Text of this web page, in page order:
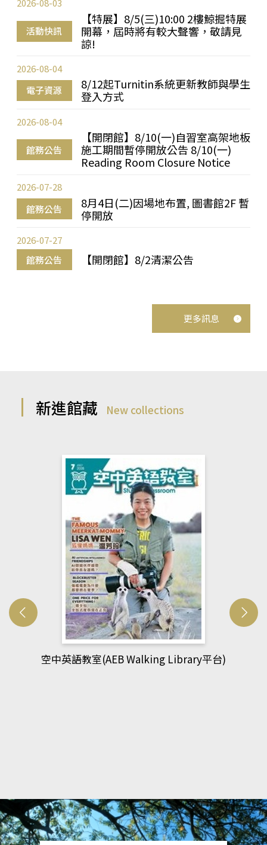
活動快訊
【特展】8/5(三)10:00 2樓鯨掘特展
開幕，屆時將有較大聲響，敬請見
諒!
2026-08-03
電子資源
8/12起Turnitin系統更新教師與學生
登入方式
2026-08-04
館務公告
【開閉館】8/10(一)自習室高架地板
施工期間暫停開放公告 8/10(一)
Reading Room Closure Notice
2026-08-04
館務公告
8月4日(二)因場地布置, 圖書館2F 暫
停開放
2026-07-28
館務公告 【開閉館】8/2清潔公告
2026-07-27
更多訊息
新進館藏 New collections
網管人(kono平台)